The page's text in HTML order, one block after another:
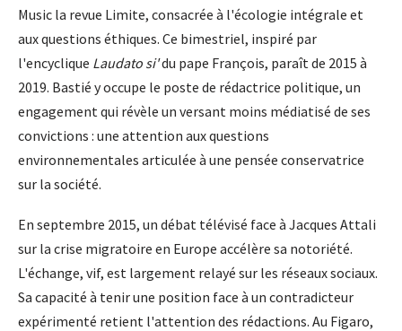
Music la revue Limite, consacrée à l'écologie intégrale et
aux questions éthiques. Ce bimestriel, inspiré par
l'encyclique Laudato si'du pape François, paraît de 2015 à
2019. Bastié y occupe le poste de rédactrice politique, un
engagement qui révèle un versant moins médiatisé de ses
convictions : une attention aux questions
environnementales articulée à une pensée conservatrice
sur la société.
En septembre 2015, un débat télévisé face à Jacques Attali
sur la crise migratoire en Europe accélère sa notoriété.
L'échange, vif, est largement relayé sur les réseaux sociaux.
Sa capacité à tenir une position face à un contradicteur
expérimenté retient l'attention des rédactions. Au Figaro,